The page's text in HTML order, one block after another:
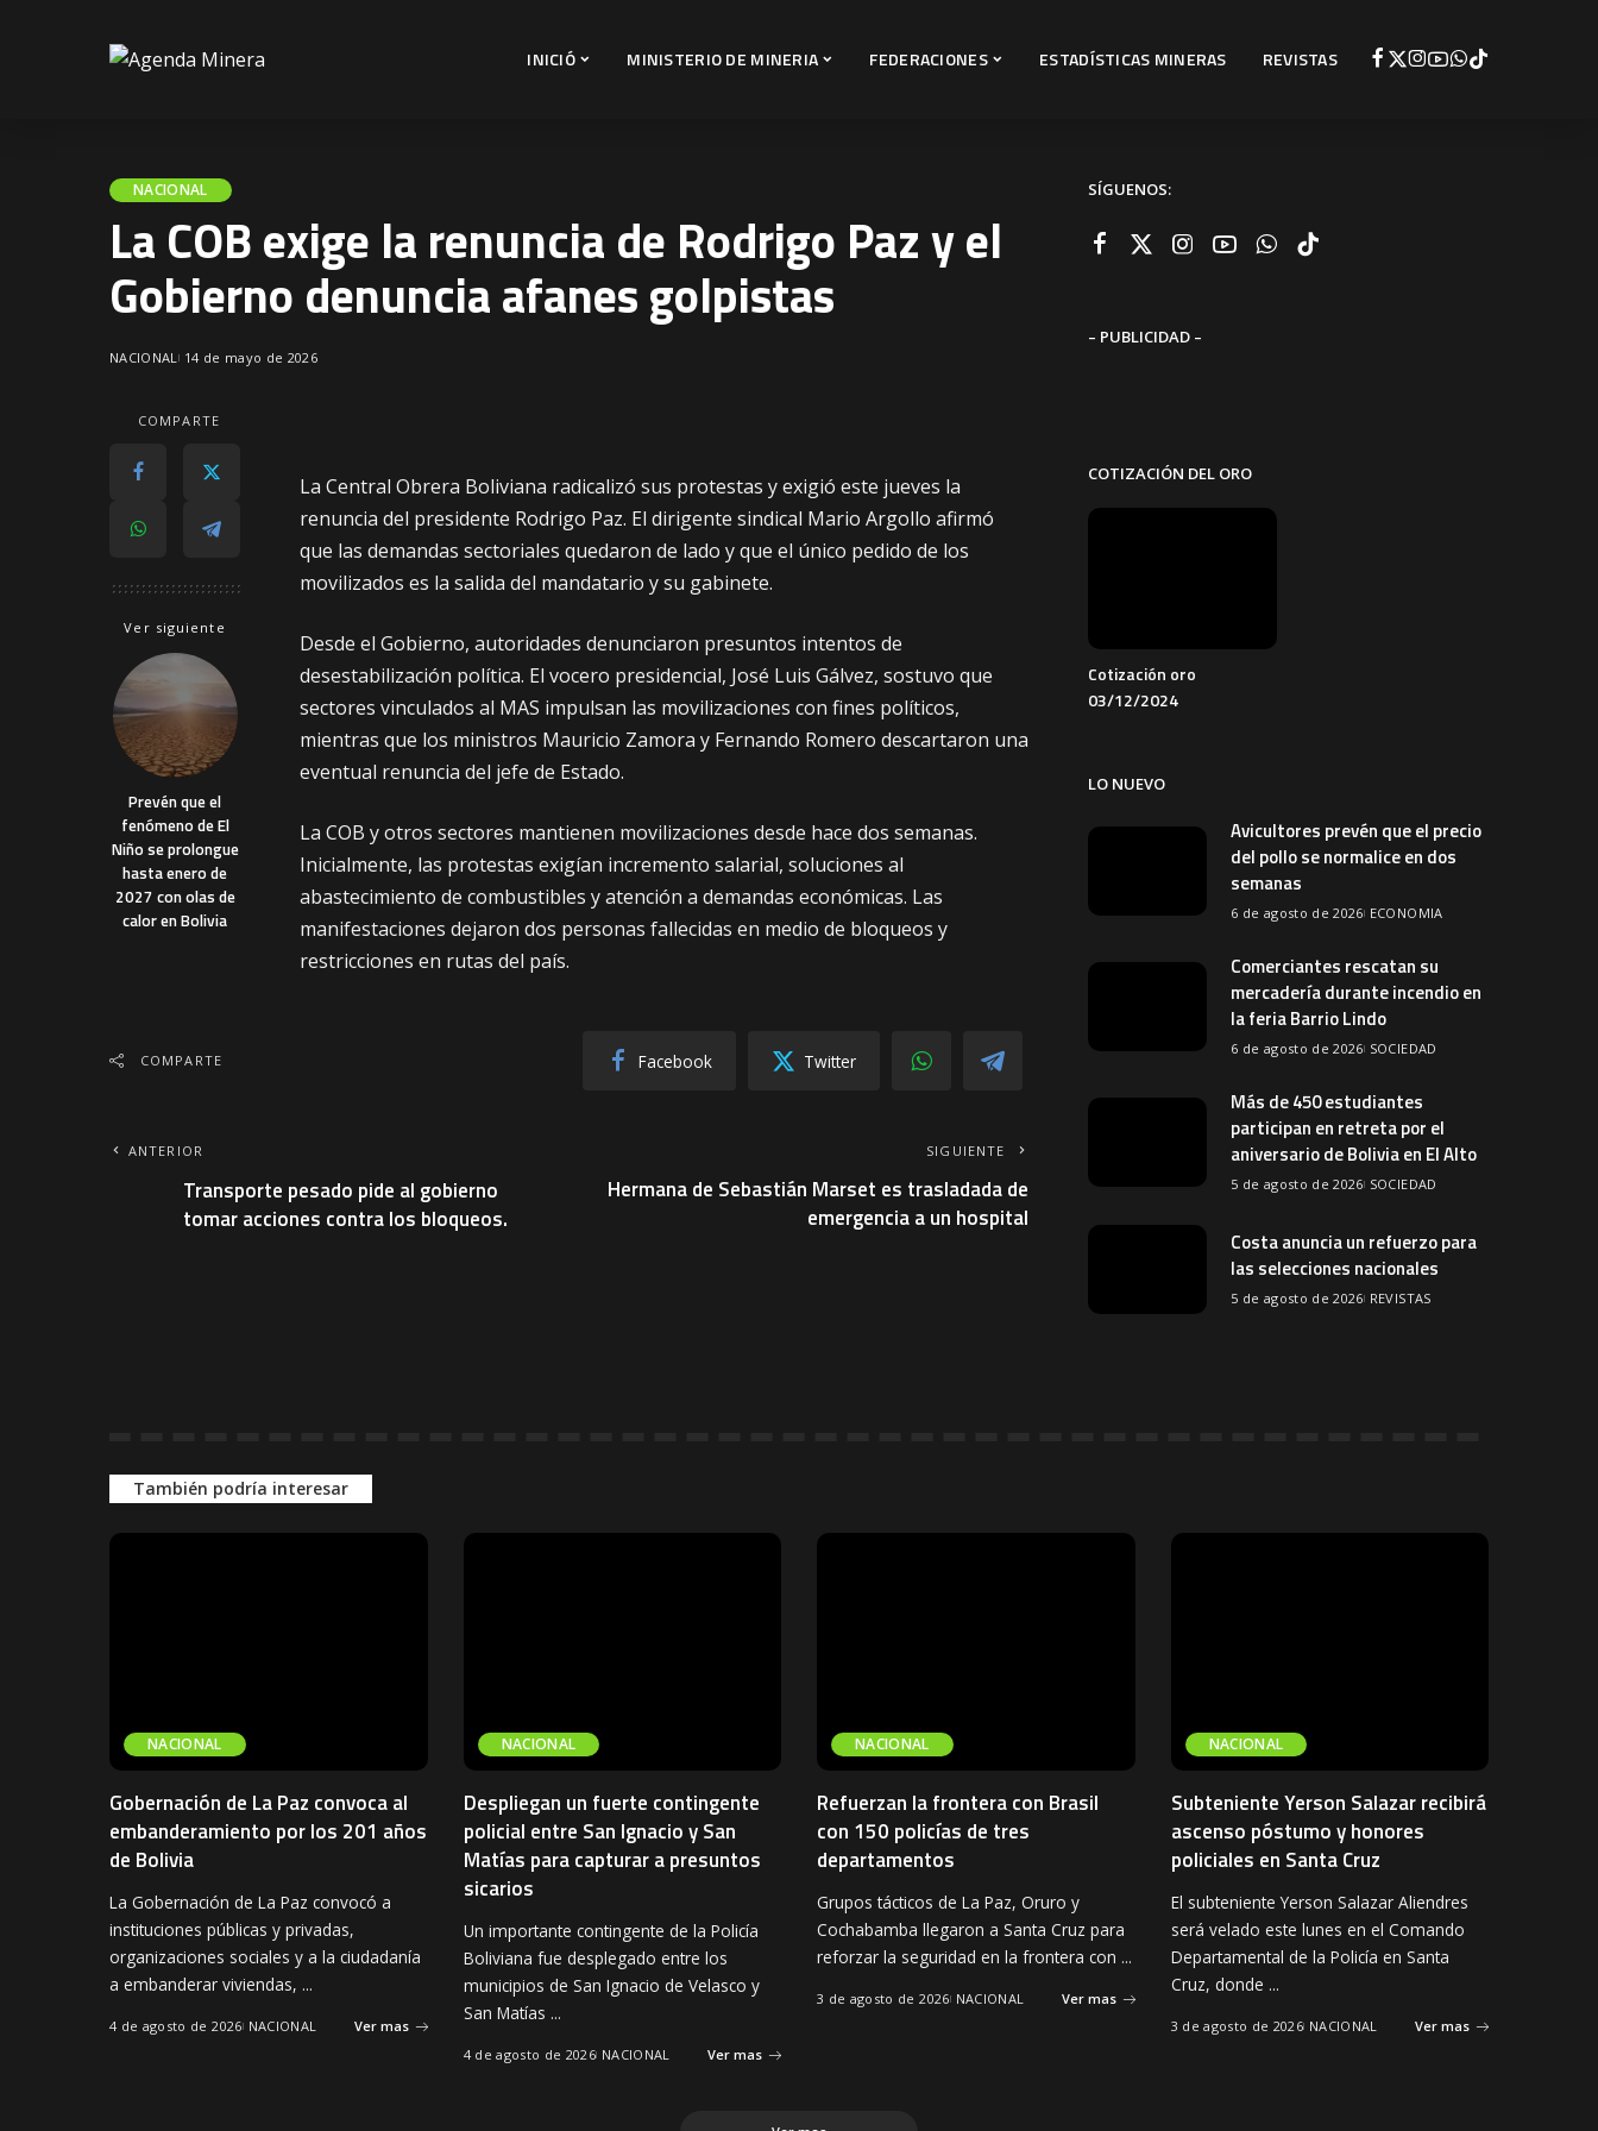
INICIÓ MINISTERIO DE MINERIA FEDERACIONES ESTADÍSTICAS MINERAS REVISTAS
NACIONAL
La COB exige la renuncia de Rodrigo Paz y el
Gobierno denuncia afanes golpistas
NACIONAL 14 de mayo de 2026
COMPARTE
Ver siguiente
Prevén que el
fenómeno de El
Niño se prolongue
hasta enero de
2027 con olas de
calor en Bolivia
La Central Obrera Boliviana radicalizó sus protestas y exigió este jueves la
renuncia del presidente Rodrigo Paz. El dirigente sindical Mario Argollo afirmó
que las demandas sectoriales quedaron de lado y que el único pedido de los
movilizados es la salida del mandatario y su gabinete.
Desde el Gobierno, autoridades denunciaron presuntos intentos de
desestabilización política. El vocero presidencial, José Luis Gálvez, sostuvo que
sectores vinculados al MAS impulsan las movilizaciones con fines políticos,
mientras que los ministros Mauricio Zamora y Fernando Romero descartaron una
eventual renuncia del jefe de Estado.
La COB y otros sectores mantienen movilizaciones desde hace dos semanas.
Inicialmente, las protestas exigían incremento salarial, soluciones al
abastecimiento de combustibles y atención a demandas económicas. Las
manifestaciones dejaron dos personas fallecidas en medio de bloqueos y
restricciones en rutas del país.
COMPARTE Facebook Twitter
ANTERIOR
Transporte pesado pide al gobierno
tomar acciones contra los bloqueos.
SIGUIENTE
Hermana de Sebastián Marset es trasladada de
emergencia a un hospital
SÍGUENOS:
– PUBLICIDAD –
COTIZACIÓN DEL ORO
Cotización oro
03/12/2024
LO NUEVO
Avicultores prevén que el precio
del pollo se normalice en dos
semanas
6 de agosto de 2026 ECONOMIA
Comerciantes rescatan su
mercadería durante incendio en
la feria Barrio Lindo
6 de agosto de 2026 SOCIEDAD
Más de 450 estudiantes
participan en retreta por el
aniversario de Bolivia en El Alto
5 de agosto de 2026 SOCIEDAD
Costa anuncia un refuerzo para
las selecciones nacionales
5 de agosto de 2026 REVISTAS
También podría interesar
NACIONAL
Gobernación de La Paz convoca al
embanderamiento por los 201 años
de Bolivia
La Gobernación de La Paz convocó a
instituciones públicas y privadas,
organizaciones sociales y a la ciudadanía
a embanderar viviendas, ...
4 de agosto de 2026 NACIONAL Ver mas
NACIONAL
Despliegan un fuerte contingente
policial entre San Ignacio y San
Matías para capturar a presuntos
sicarios
Un importante contingente de la Policía
Boliviana fue desplegado entre los
municipios de San Ignacio de Velasco y
San Matías ...
4 de agosto de 2026 NACIONAL Ver mas
NACIONAL
Refuerzan la frontera con Brasil
con 150 policías de tres
departamentos
Grupos tácticos de La Paz, Oruro y
Cochabamba llegaron a Santa Cruz para
reforzar la seguridad en la frontera con ...
3 de agosto de 2026 NACIONAL Ver mas
NACIONAL
Subteniente Yerson Salazar recibirá
ascenso póstumo y honores
policiales en Santa Cruz
El subteniente Yerson Salazar Aliendres
será velado este lunes en el Comando
Departamental de la Policía en Santa
Cruz, donde ...
3 de agosto de 2026 NACIONAL Ver mas